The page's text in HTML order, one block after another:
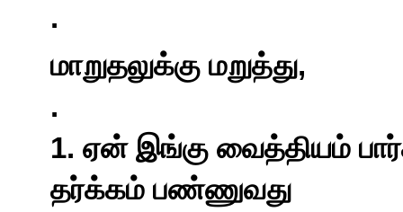
.
மாறுதலுக்கு மறுத்து,
.
1. ஏன் இங்கு வைத்தியம்
தர்க்கம் பண்ணுவது